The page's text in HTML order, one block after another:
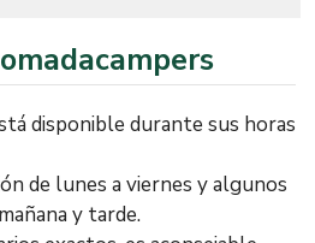
disponible durante sus horas
de lunes a viernes y algunos
y tarde.